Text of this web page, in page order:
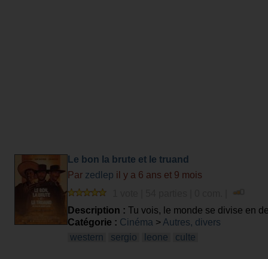
Le bon la brute et le truand
Par zedlep il y a 6 ans et 9 mois
Description : Tu vois, le monde se divise en
Toi tu creuses.
Catégorie : Cinéma > Autres, divers
western
sergio leone culte